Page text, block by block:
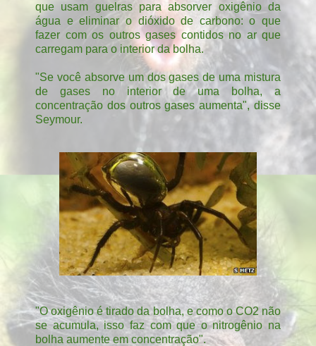
que usam guelras para absorver oxigênio da
água e eliminar o dióxido de carbono: o que
fazer com os outros gases contidos no ar que
carregam para o interior da bolha.
"Se você absorve um dos gases de uma mistura
de gases no interior de uma bolha, a
concentração dos outros gases aumenta", disse
Seymour.
"O oxigênio é tirado da bolha, e como o CO2 não
se acumula, isso faz com que o nitrogênio na
bolha aumente em concentração".